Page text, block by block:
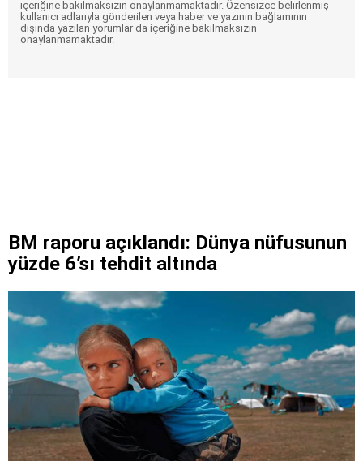
içeriğine bakılmaksızın onaylanmamaktadır. Özensizce belirlenmiş
kullanıcı adlarıyla gönderilen veya haber ve yazının bağlamının
dışında yazılan yorumlar da içeriğine bakılmaksızın
onaylanmamaktadır.
BM raporu açıklandı: Dünya nüfusunun
yüzde 6’sı tehdit altında